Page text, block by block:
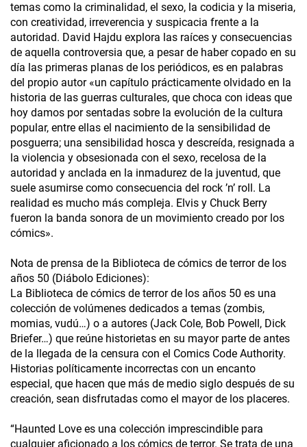
temas como la criminalidad, el sexo, la codicia y la miseria,
con creatividad, irreverencia y suspicacia frente a la
autoridad. David Hajdu explora las raíces y consecuencias
de aquella controversia que, a pesar de haber copado en su
día las primeras planas de los periódicos, es en palabras
del propio autor «un capítulo prácticamente olvidado en la
historia de las guerras culturales, que choca con ideas que
hoy damos por sentadas sobre la evolución de la cultura
popular, entre ellas el nacimiento de la sensibilidad de
posguerra; una sensibilidad hosca y descreída, resignada a
la violencia y obsesionada con el sexo, recelosa de la
autoridad y anclada en la inmadurez de la juventud, que
suele asumirse como consecuencia del rock ’n’ roll. La
realidad es mucho más compleja. Elvis y Chuck Berry
fueron la banda sonora de un movimiento creado por los
cómics».
Nota de prensa de la Biblioteca de cómics de terror de los
años 50 (Diábolo Ediciones):
La Biblioteca de cómics de terror de los años 50 es una
colección de volúmenes dedicados a temas (zombis,
momias, vudú…) o a autores (Jack Cole, Bob Powell, Dick
Briefer…) que reúne historietas en su mayor parte de antes
de la llegada de la censura con el Comics Code Authority.
Historias políticamente incorrectas con un encanto
especial, que hacen que más de medio siglo después de su
creación, sean disfrutadas como el mayor de los placeres.
“Haunted Love es una colección imprescindible para
cualquier aficionado a los cómics de terror. Se trata de una